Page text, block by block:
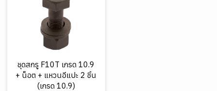
ชุดสกรู F10T เกรด 10.9
+ น็อต + แหวนอีแปะ 2 ชิ้น
(เกรด 10.9)